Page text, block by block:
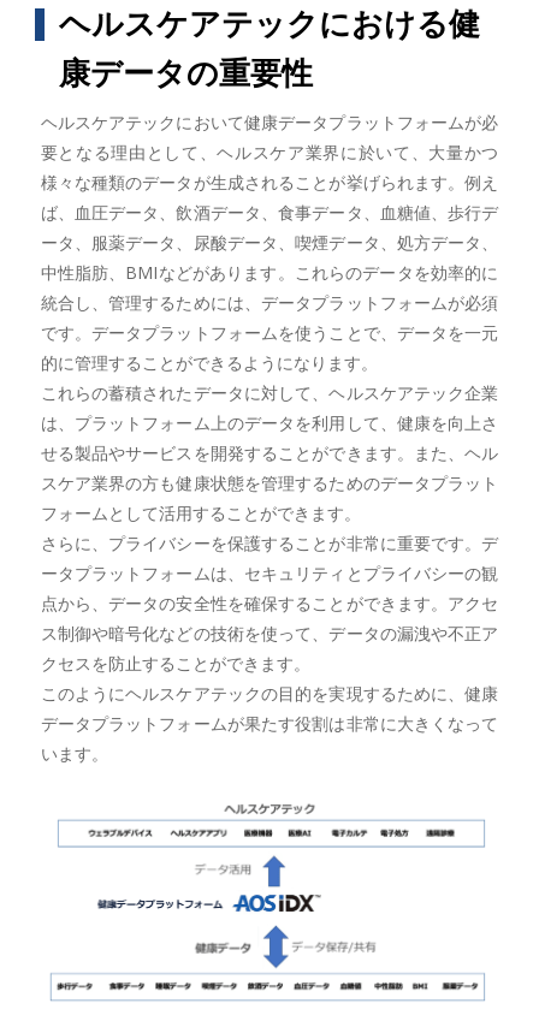
ヘルスケアテックにおける健
康データの重要性
ヘルスケアテックにおいて健康データプラットフォームが必
要となる理由として、ヘルスケア業界に於いて、大量かつ
様々な種類のデータが生成されることが挙げられます。例え
ば、血圧データ、飲酒データ、食事データ、血糖値、歩行デ
ータ、服薬データ、尿酸データ、喫煙データ、処方データ、
中性脂肪、BMIなどがあります。これらのデータを効率的に
統合し、管理するためには、データプラットフォームが必須
です。データプラットフォームを使うことで、データを一元
的に管理することができるようになります。
これらの蓄積されたデータに対して、ヘルスケアテック企業
は、プラットフォーム上のデータを利用して、健康を向上さ
せる製品やサービスを開発することができます。また、ヘル
スケア業界の方も健康状態を管理するためのデータプラット
フォームとして活用することができます。
さらに、プライバシーを保護することが非常に重要です。デ
ータプラットフォームは、セキュリティとプライバシーの観
点から、データの安全性を確保することができます。アクセ
ス制御や暗号化などの技術を使って、データの漏洩や不正ア
クセスを防止することができます。
このようにヘルスケアテックの目的を実現するために、健康
データプラットフォームが果たす役割は非常に大きくなって
います。